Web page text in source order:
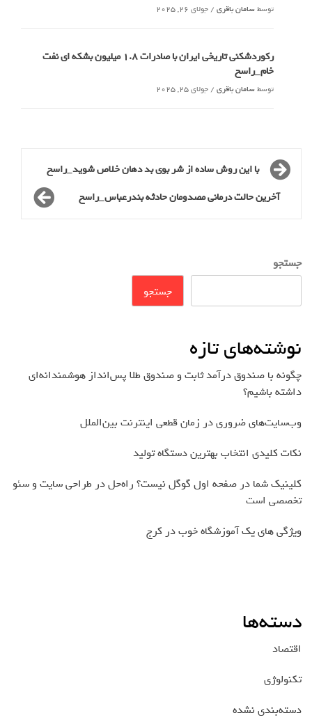
توسطسامان باقری / جولای 26, 2025
رکوردشکنی تاریخی ایران با صادرات 1.8 میلیون بشکه ای نفت
خام_راسخ
توسطسامان باقری / جولای 25, 2025
با این روش ساده از شر بوی بد دهان خلاص شوید_راسخ
آخرین حالت درمانی مصدومان حادثه بندرعباس_راسخ
جستجو
جستجو
نوشته‌های تازه
چگونه با صندوق درآمد ثابت و صندوق طلا پس‌انداز هوشمندانه‌ای
داشته باشیم؟
وب‌سایت‌های ضروری در زمان قطعی اینترنت بین‌الملل
نکات کلیدی انتخاب بهترین دستگاه تولید
کلینیک شما در صفحه اول گوگل نیست؟ راه‌حل در طراحی سایت و سئو
تخصصی است
ویژگی های یک آموزشگاه خوب در کرج
دسته‌ها
اقتصاد
تکنولوژی
دسته‌بندی نشده